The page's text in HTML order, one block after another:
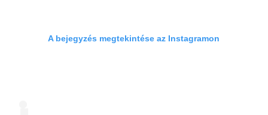
A bejegyzés megtekintése az Instagramon